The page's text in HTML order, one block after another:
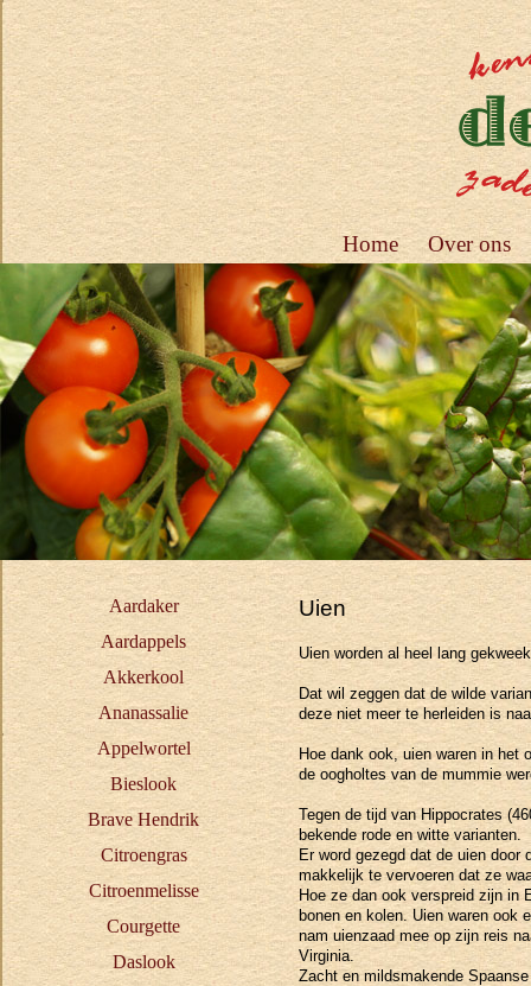
Uien
Uien worden al heel lang
Dat wil zeggen dat de wilde
deze niet meer te herleiden is
Hoe dank ook, uien waren in het
de oogholtes van de mummie
Tegen de tijd van Hippocrates
bekende rode en witte varianten.
Er word gezegd dat de uien
makkelijk te vervoeren dat ze
Hoe ze dan ook verspreid zijn in
bonen en kolen. Uien waren ook
nam uienzaad mee op zijn reis
Virginia.
Zacht en mildsmakende
Aardaker
Aardappels
Akkerkool
Ananassalie
Appelwortel
Bieslook
Brave Hendrik
Citroengras
Citroenmelisse
Courgette
Daslook
Home Over ons